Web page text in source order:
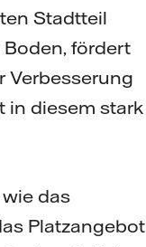
Stadtteil
fördert
Verbesserung
in diesem stark
das
Platzangebot